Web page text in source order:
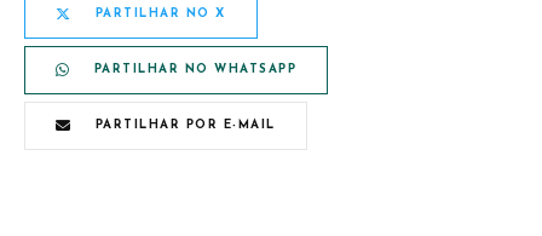
PARTILHAR NO X
PARTILHAR NO WHATSAPP
PARTILHAR POR E-MAIL